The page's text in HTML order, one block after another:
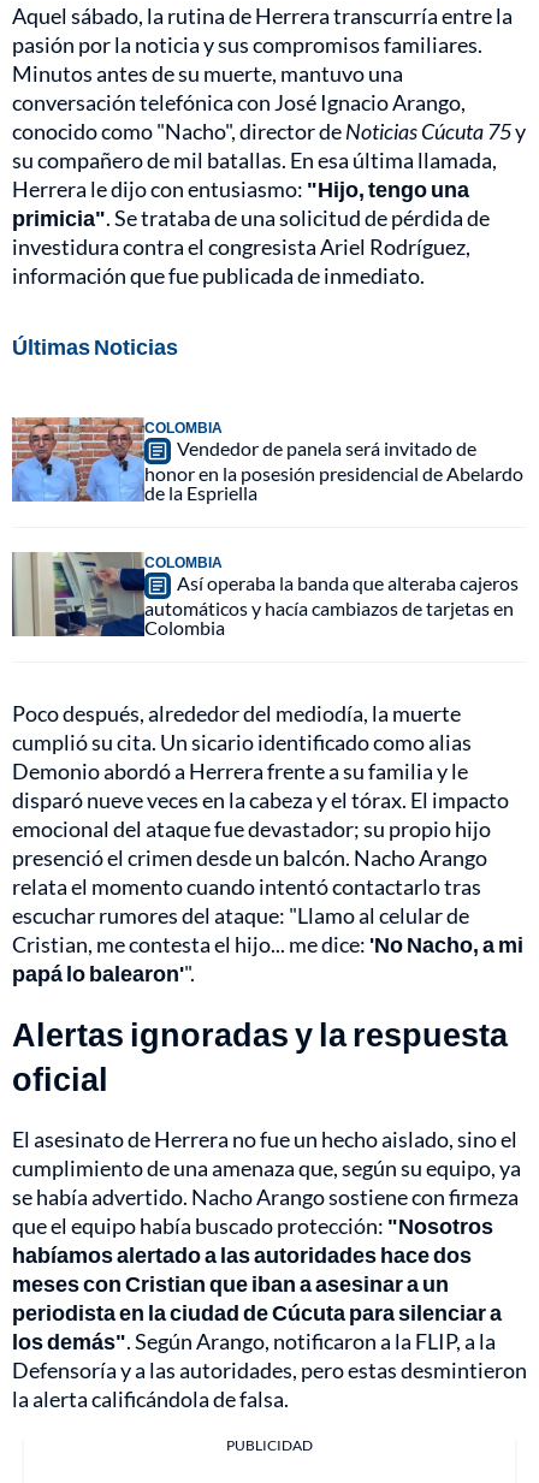
Aquel sábado, la rutina de Herrera transcurría entre la
pasión por la noticia y sus compromisos familiares.
Minutos antes de su muerte, mantuvo una
conversación telefónica con José Ignacio Arango,
conocido como "Nacho", director deNoticias Cúcuta 75y
su compañero de mil batallas. En esa última llamada,
Herrera le dijo con entusiasmo: "Hijo, tengo una
primicia". Se trataba de una solicitud de pérdida de
investidura contra el congresista Ariel Rodríguez,
información que fue publicada de inmediato.
Últimas Noticias
COLOMBIA
Vendedor de panela será invitado de
honor en la posesión presidencial de Abelardo
de la Espriella
COLOMBIA
Así operaba la banda que alteraba cajeros
automáticos y hacía cambiazos de tarjetas en
Colombia
Poco después, alrededor del mediodía, la muerte
cumplió su cita. Un sicario identificado como alias
Demonio abordó a Herrera frente a su familia y le
disparó nueve veces en la cabeza y el tórax. El impacto
emocional del ataque fue devastador; su propio hijo
presenció el crimen desde un balcón. Nacho Arango
relata el momento cuando intentó contactarlo tras
escuchar rumores del ataque: "Llamo al celular de
Cristian, me contesta el hijo... me dice: 'No Nacho, a mi
papá lo balearon'".
Alertas ignoradas y la respuesta
oficial
El asesinato de Herrera no fue un hecho aislado, sino el
cumplimiento de una amenaza que, según su equipo, ya
se había advertido. Nacho Arango sostiene con firmeza
que el equipo había buscado protección: "Nosotros
habíamos alertado a las autoridades hace dos
meses con Cristian que iban a asesinar a un
periodista en la ciudad de Cúcuta para silenciar a
los demás". Según Arango, notificaron a la FLIP, a la
Defensoría y a las autoridades, pero estas desmintieron
la alerta calificándola de falsa.
PUBLICIDAD